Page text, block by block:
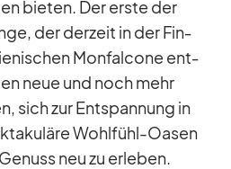
bie­ten. Der erste der
der der­zeit in der Fin­
Mon­fal­cone ent­
neue und noch mehr
sich zur Ent­span­nung in
Wohl­fühl-Oa­sen
neu zu er­le­ben.